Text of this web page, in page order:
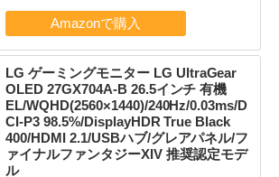
LG ゲーミングモニター LG UltraGear
OLED 27GX704A-B 26.5インチ 有機
EL/WQHD(2560×1440)/240Hz/0.03ms/D
CI-P3 98.5%/DisplayHDR True Black
400/HDMI 2.1/USBハブ/グレアパネル/フ
ァイナルファンタジーXIV 推奨認定モデ
ル